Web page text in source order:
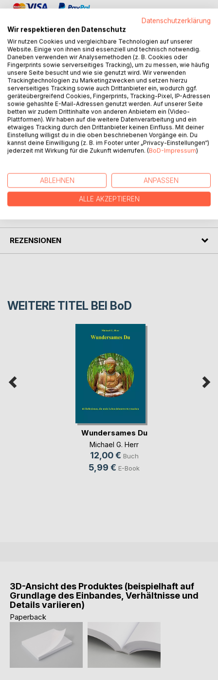
BESCHREIBUNG
Im Indischen Ozean, auf der Tropeninsel Bali ist die
Erzählung von der Erdenreise einer Schneeflocke
entstanden. Ein augenscheinliches Paradox. Doch
tatsächlich gelangt Flocke auf ihrer Reise bis kurz vor die
Insel der Götter, doch dann geschieht Unerwartetes.
Lassen Sie sich mitnehmen auf diese abenteuerliche
Reise, die das Dasein auf dieser Welt aus einer anderen
AUTOR/IN
REZENSIONEN
WEITERE TITEL BEI BoD
Wundersames Du
Michael G. Herr
12,00 € Buch
5,99 € E-Book
3D-Ansicht des Produktes (beispielhaft auf
Grundlage des Einbandes, Verhältnisse und
Details variieren)
Paperback
Datenschutzerklärung
Wir respektieren den Datenschutz
Wir nutzen Cookies und vergleichbare Technologien auf unserer
Website. Einige von ihnen sind essenziell und technisch notwendig.
Daneben verwenden wir Analysemethoden (z. B. Cookies oder
Fingerprints sowie serverseitiges Tracking), um zu messen, wie häufig
unsere Seite besucht und wie sie genutzt wird. Wir verwenden
Trackingtechnologien zu Marketingzwecken und setzen hierzu
serverseitiges Tracking sowie auch Drittanbieter ein, wodurch ggf.
geräteübergreifend Cookies, Fingerprints, Tracking-Pixel, IP-Adressen
sowie gehashte E-Mail-Adressen genutzt werden. Auf unserer Seite
betten wir zudem Drittinhalte von anderen Anbietern ein (Video-
Plattformen). Wir haben auf die weitere Datenverarbeitung und ein
etwaiges Tracking durch den Drittanbieter keinen Einfluss. Mit deiner
Einstellung willigst du in die oben beschriebenen Vorgänge ein. Du
kannst deine Einwilligung (z. B. im Footer unter „Privacy-Einstellungen“)
jederzeit mit Wirkung für die Zukunft widerrufen. (BoD-Impressum)
ABLEHNEN ANPASSEN
ALLE AKZEPTIEREN